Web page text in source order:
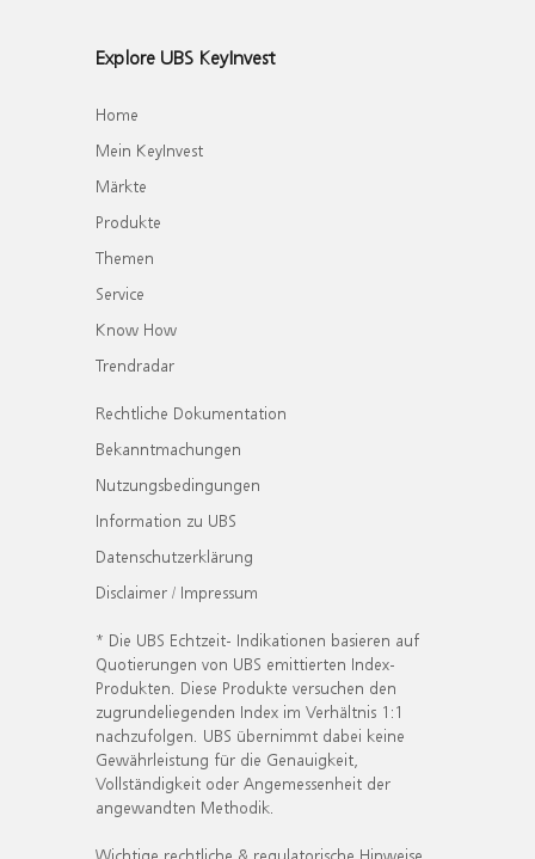
Explore UBS KeyInvest
Home
Mein KeyInvest
Märkte
Produkte
Themen
Service
Know How
Trendradar
Rechtliche Dokumentation
Bekanntmachungen
Nutzungsbedingungen
Information zu UBS
Datenschutzerklärung
Disclaimer / Impressum
* Die UBS Echtzeit- Indikationen basieren auf
Quotierungen von UBS emittierten Index-
Produkten. Diese Produkte versuchen den
zugrundeliegenden Index im Verhältnis 1:1
nachzufolgen. UBS übernimmt dabei keine
Gewährleistung für die Genauigkeit,
Vollständigkeit oder Angemessenheit der
angewandten Methodik.